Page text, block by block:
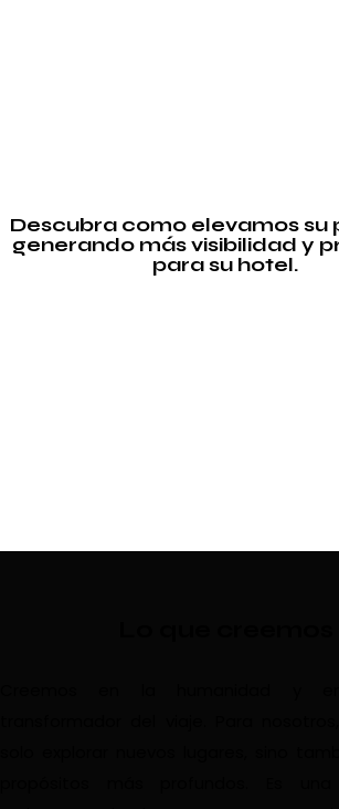
Descubra como elevamos su
generando más visibilidad y
para su hotel.